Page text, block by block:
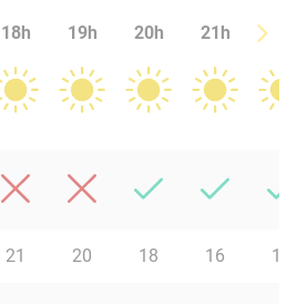
18h 19h 20h 21h 22h
21 20 18 16 14